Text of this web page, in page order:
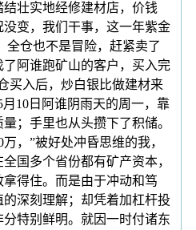
壮实地经修建材店，价钱
变，我们干事，这一年紫金
全仓也不是冒险，赶紧卖了
阿谁跑矿山的客户，买入完
买入后，炒白银比做建材来
10日阿谁阴雨天的周一，靠
；手里也从头攒下了积储。
，”被好处冲昏思维的我，
国多个省份都有矿产资本，
得住。而是由于冲动和笃
深刻理解；却凭着加杠杆投
特别鲜明。就因一时付诸东